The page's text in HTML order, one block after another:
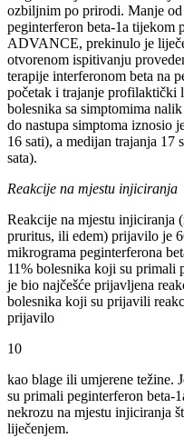
ozbiljnim po prirodi. Manje
peginterferon beta-1a tijekom
ADVANCE, prekinulo je
otvorenom ispitivanju
terapije interferonom beta na
početak i trajanje profilaktički
bolesnika sa simptomima
do nastupa simptoma iznosio
16 sati), a medijan trajanja 17
sata).
Reakcije na mjestu injiciranja
Reakcije na mjestu injiciranja
pruritus, ili edem) prijavilo je
mikrograma peginterferona
11% bolesnika koji su primali
je bio najčešće prijavljena
bolesnika koji su prijavili
prijavilo
10
kao blage ili umjerene težine.
su primali peginterferon
nekrozu na mjestu injiciranja
liječenjem.